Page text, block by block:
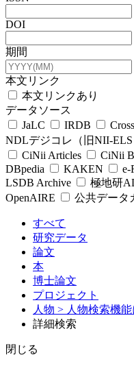
DOI
期間
本文リンク
本文リンクあり
データソース
JaLC
IRDB
NDLデジコレ（旧NII-ELS
CiNii Articles
CiNii
DBpedia
KAKEN e-
LSDB Archive
極地研
OpenAIRE
公共データ
すべて
研究データ
論文
本
博士論文
プロジェクト
人物 > 人物検索機
詳細検索
閉じる